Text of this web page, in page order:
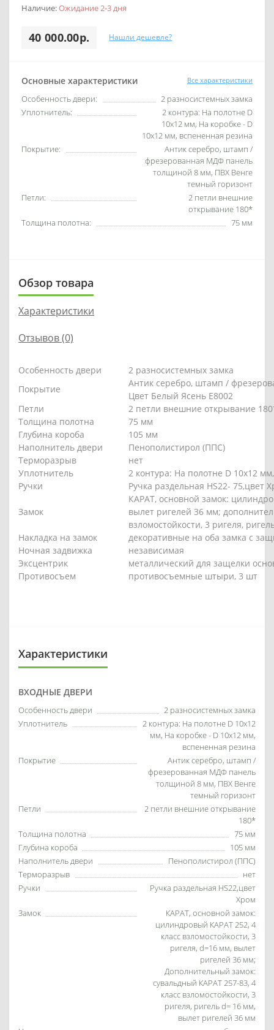
Наличие:Ожидание 2-3 дня
40 000.00р. Нашли дешевле?
Основные характеристики Все характеристики
Особенность двери:
2 разносистемных замка
Уплотнитель:
2 контура: На полотне D
10х12 мм, На коробке - D
10х12 мм, вспененная резина
Покрытие:
Антик серебро, штамп /
фрезерованная МДФ панель
толщиной 8 мм, ПВХ Венге
темный горизонт
Петли:
2 петли внешние
открывание 180*
Толщина полотна:
75 мм
Обзор товара
Характеристики
Отзывов (0)
Особенность двери
2 разносистемных замка
Покрытие
Антик серебро, штамп /
Цвет Белый Ясень E8002
Петли
2 петли внешние открывание
Толщина полотна
75 мм
Глубина короба
105 мм
Наполнитель двери
Пенополистирол (ППС)
Терморазрыв
нет
Уплотнитель
2 контура: На полотне D 10х12
Ручки
Ручка раздельная HS22- 75,цвет
Замок
КАРАТ, основной замок:
вылет ригелей 36 мм;
взломостойкости, 3 ригеля,
Накладка на замок
декоративные на оба замка с
Ночная задвижка
независимая
Эксцентрик
металлический для защелки
Противосъем
противосъемные штыри, 3 шт
Характеристики
ВХОДНЫЕ ДВЕРИ
Особенность двери
2 разносистемных замка
Уплотнитель
2 контура: На полотне D 10х12
мм, На коробке - D 10х12 мм,
вспененная резина
Покрытие
Антик серебро, штамп /
фрезерованная МДФ панель
толщиной 8 мм, ПВХ Венге
темный горизонт
Петли
2 петли внешние открывание
180*
Толщина полотна
75 мм
Глубина короба
105 мм
Наполнитель двери
Пенополистирол (ППС)
Терморазрыв
нет
Ручки
Ручка раздельная HS22,цвет
Хром
Замок
КАРАТ, основной замок:
цилиндровый КАРАТ 252, 4
класс взломостойкости, 3
ригеля, d=16 мм, вылет
ригелей 36 мм;
Дополнительный замок:
сувальдный КАРАТ 257-83, 4
класс взломостойкости, 3
ригеля, ригель d= 16 мм,
вылет ригелей 36 мм